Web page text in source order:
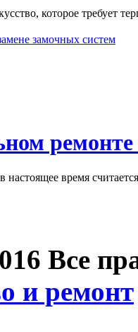
которое требует
время
Все
и ремонт